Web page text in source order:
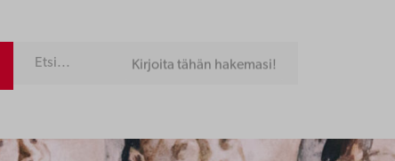
Kirjoita tähän hakemasi!